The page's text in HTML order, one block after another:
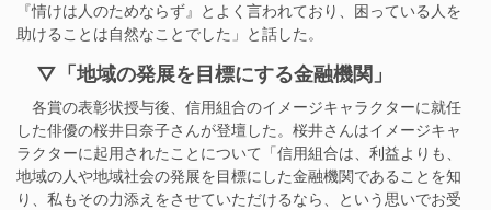
『情けは人のためならず』とよく言われており、困っている人を
助けることは自然なことでした」と話した。
▽「地域の発展を目標にする金融機関」
各賞の表彰状授与後、信用組合のイメージキャラクターに就任
した俳優の桜井日奈子さんが登壇した。桜井さんはイメージキャ
ラクターに起用されたことについて「信用組合は、利益よりも、
地域の人や地域社会の発展を目標にした金融機関であることを知
り、私もその力添えをさせていただけるなら、という思いでお受